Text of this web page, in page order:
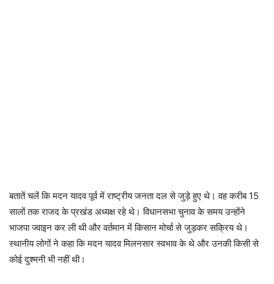
बतातें चलें कि मदन यादव पूर्व में राष्ट्रीय जनता दल से जुड़े हुए थे। वह करीब 15
सालों तक राजद के प्रखंड अध्यक्ष रहे थे। विधानसभा चुनाव के समय उन्होंने
भाजपा ज्वाइन कर ली थी और वर्तमान में किसान मोर्चा से जुड़कर सक्रिय थे।
स्थानीय लोगों ने कहा कि मदन यादव मिलनसार स्वभाव के थे और उनकी किसी से
कोई दुश्मनी भी नहीं थी।